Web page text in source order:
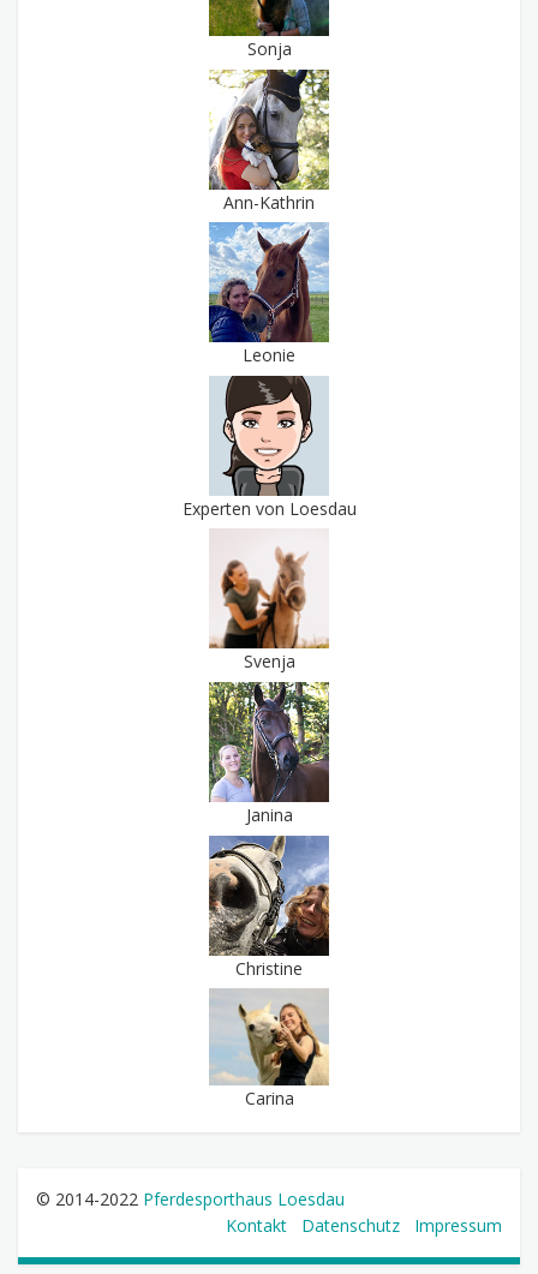
Sonja
Ann-Kathrin
Leonie
Experten von Loesdau
Svenja
Janina
Christine
Carina
© 2014-2022 Pferdesporthaus Loesdau
Kontakt
Datenschutz Impressum